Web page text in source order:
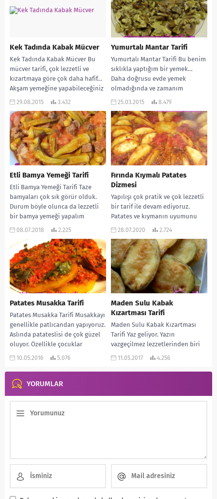
Kek Tadında Kabak Mücver
Kek Tadında Kabak Mücver Bu
mücver tarifi, çok lezzetli ve
kızartmaya göre çok daha hafif…
Akşam yemeğine yapabileceğiniz
gibi çayın...
29.08.2015 3.432
Yumurtalı Mantar Tarifi
Yumurtalı Mantar Tarifi Bu benim
sıklıkla yaptığım bir yemek…
Daha doğrusu evde yemek
olmadığında ve zamanım
olmadığında çabucak
25.03.2015 8.479
Etli Bamya Yemeği Tarifi
Etli Bamya Yemeği Tarifi Taze
bamyaları çok sık görür olduk.
Durum böyle olunca da lezzetli
bir bamya yemeği yapalım
dedik....
08.07.2018 2.225
Fırında Kıymalı Patates
Dizmesi
Yapılışı çok pratik ve çok lezzetli
bir tarif ile devam ediyoruz.
Patates ve kıymanın uyumunu
patates köfteden biliyoruz. Bu
28.07.2020 2.724
Patates Musakka Tarifi
Patates Musakka Tarifi Musakkayı
genellikle patlıcandan yapıyoruz.
Aslında patateslisi de çok güzel
oluyor. Özellikle çocuklar
patateslisini daha çok seviyorlar.
10.05.2016 5.076
Maden Sulu Kabak
Kızartması Tarifi
Maden Sulu Kabak Kızartması
Tarifi Yaz geliyor. Yazın
vazgeçilmez lezzetlerinden biri
de kızartmalardır. Soslu kızartma
11.05.2017 4.256
YORUMLAR